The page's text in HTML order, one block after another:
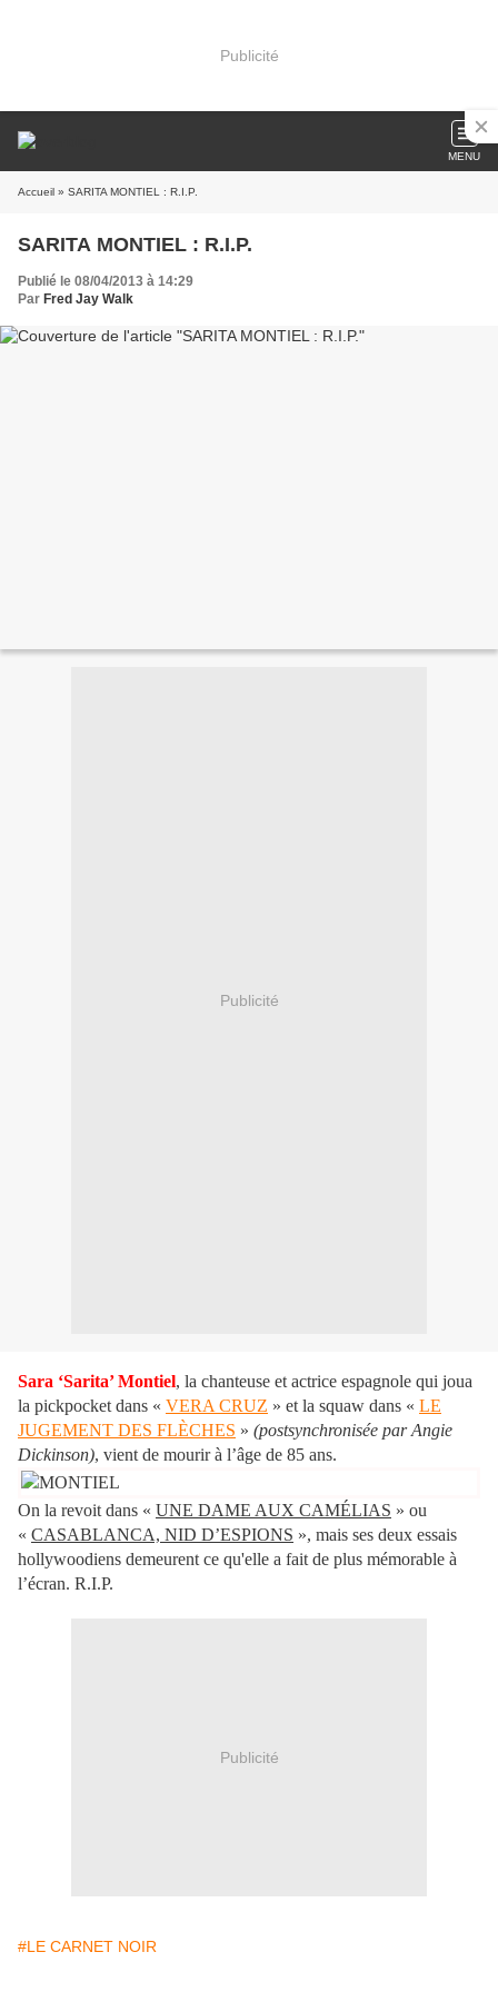
Publicité
MENU
Accueil » SARITA MONTIEL : R.I.P.
SARITA MONTIEL : R.I.P.
Publié le 08/04/2013 à 14:29
Par Fred Jay Walk
Publicité
Sara ‘Sarita’ Montiel, la chanteuse et actrice espagnole qui joua
la pickpocket dans « VERA CRUZ » et la squaw dans « LE
JUGEMENT DES FLÈCHES » (postsynchronisée par Angie
Dickinson), vient de mourir à l’âge de 85 ans.
On la revoit dans « UNE DAME AUX CAMÉLIAS » ou
« CASABLANCA, NID D’ESPIONS », mais ses deux essais
hollywoodiens demeurent ce qu'elle a fait de plus mémorable à
l’écran. R.I.P.
Publicité
#LE CARNET NOIR